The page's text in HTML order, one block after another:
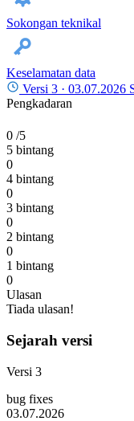
Sokongan teknikal
Keselamatan data
Versi 3 · 03.07.2026
Pengkadaran
0 /5
5 bintang
0
4 bintang
0
3 bintang
0
2 bintang
0
1 bintang
0
Ulasan
Tiada ulasan!
Sejarah versi
Versi 3
bug fixes
03.07.2026